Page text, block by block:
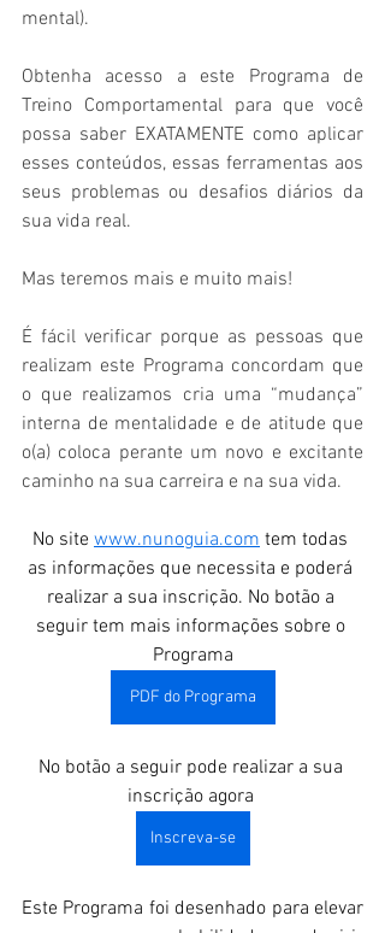
mental).
Obtenha acesso a este Programa de
Treino Comportamental para que você
possa saber EXATAMENTE como aplicar
esses conteúdos, essas ferramentas aos
seus problemas ou desafios diários da
sua vida real.
Mas teremos mais e muito mais!
É fácil verificar porque as pessoas que
realizam este Programa concordam que
o que realizamos cria uma “mudança”
interna de mentalidade e de atitude que
o(a) coloca perante um novo e excitante
caminho na sua carreira e na sua vida.
No site www.nunoguia.com tem todas
as informações que necessita e poderá
realizar a sua inscrição. No botão a
seguir tem mais informações sobre o
Programa
PDF do Programa
No botão a seguir pode realizar a sua
inscrição agora
Inscreva-se
Este Programa foi desenhado para elevar